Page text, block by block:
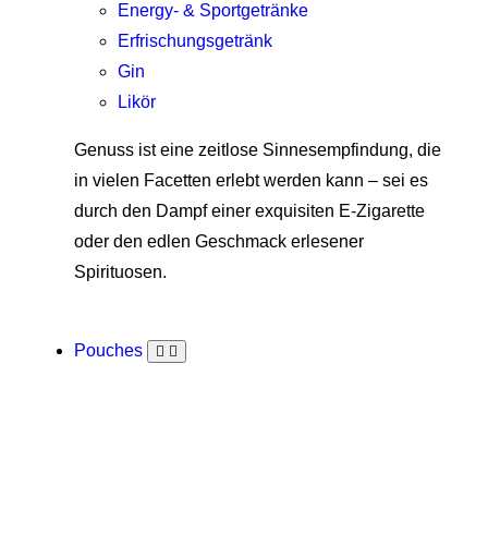
Energy- & Sportgetränke
Erfrischungsgetränk
Gin
Likör
Genuss ist eine zeitlose Sinnesempfindung, die
in vielen Facetten erlebt werden kann – sei es
durch den Dampf einer exquisiten E-Zigarette
oder den edlen Geschmack erlesener
Spirituosen.
Pouches